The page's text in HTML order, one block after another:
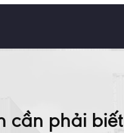
cần phải biết